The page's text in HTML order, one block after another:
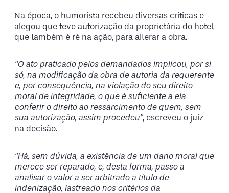
Na época, o humorista recebeu diversas críticas e
alegou que teve autorização da proprietária do hotel,
que também é ré na ação, para alterar a obra.
“O ato praticado pelos demandados implicou, por si
só, na modificação da obra de autoria da requerente
e, por consequência, na violação do seu direito
moral de integridade, o que é suficiente a ela
conferir o direito ao ressarcimento de quem, sem
sua autorização, assim procedeu”, escreveu o juiz
na decisão.
“Há, sem dúvida, a existência de um dano moral que
merece ser reparado, e, desta forma, passo a
analisar o valor a ser arbitrado a título de
indenização, lastreado nos critérios da